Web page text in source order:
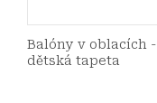
Balóny v oblacích -
dětská tapeta